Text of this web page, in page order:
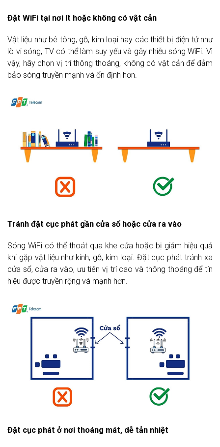
Đặt WiFi tại nơi ít hoặc không có vật cản
Vật liệu như bê tông, gỗ, kim loại hay các thiết bị điện tử như
lò vi sóng, TV có thể làm suy yếu và gây nhiễu sóng WiFi. Vì
vậy, hãy chọn vị trí thông thoáng, không có vật cản để đảm
bảo sóng truyền mạnh và ổn định hơn.
Tránh đặt cục phát gần cửa sổ hoặc cửa ra vào
Sóng WiFi có thể thoát qua khe cửa hoặc bị giảm hiệu quả
khi gặp vật liệu như kính, gỗ, kim loại. Đặt cục phát tránh xa
cửa sổ, cửa ra vào, ưu tiên vị trí cao và thông thoáng để tín
hiệu được truyền rộng và mạnh hơn.
Đặt cục phát ở nơi thoáng mát, dễ tản nhiệt